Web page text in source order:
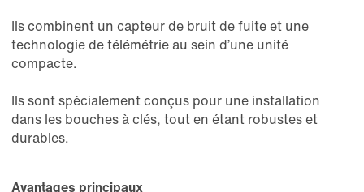
Ils combinent un capteur de bruit de fuite et une
technologie de télémétrie au sein d’une unité
compacte.
Ils sont spécialement conçus pour une installation
dans les bouches à clés, tout en étant robustes et
durables.
Avantages principaux